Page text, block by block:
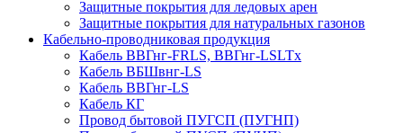
Защитные покрытия для ледовых арен
Защитные покрытия для натуральных газонов
Кабельно-проводниковая продукция
Кабель ВВГнг-FRLS, ВВГнг-LSLTx
Кабель ВБШвнг-LS
Кабель ВВГнг-LS
Кабель КГ
Провод бытовой ПУГСП (ПУГНП)